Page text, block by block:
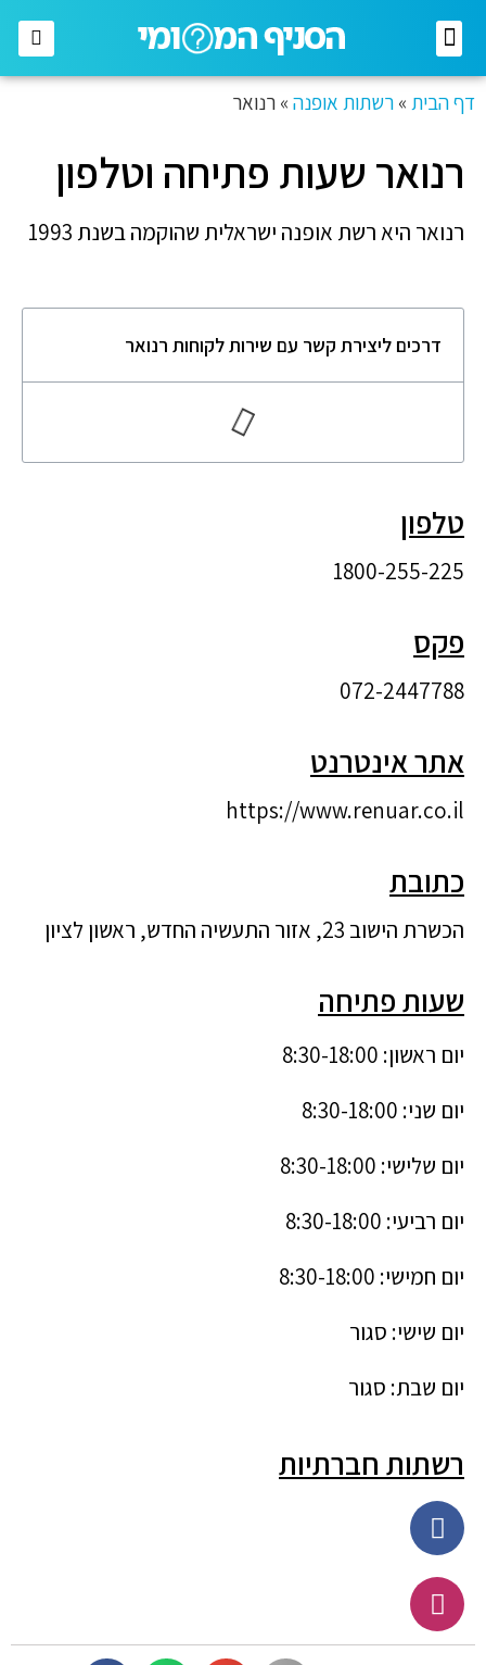
דף הבית » רשתות אופנה » רנואר
רנואר שעות פתיחה וטלפון
רנואר היא רשת אופנה ישראלית שהוקמה בשנת 1993
דרכים ליצירת קשר עם שירות לקוחות רנואר
טלפון
1800-255-225
פקס
072-2447788
אתר אינטרנט
https://www.renuar.co.il
כתובת
הכשרת הישוב 23, אזור התעשיה החדש, ראשון לציון
שעות פתיחה
יום ראשון: 8:30-18:00
יום שני: 8:30-18:00
יום שלישי: 8:30-18:00
יום רביעי: 8:30-18:00
יום חמישי: 8:30-18:00
יום שישי: סגור
יום שבת: סגור
רשתות חברתיות